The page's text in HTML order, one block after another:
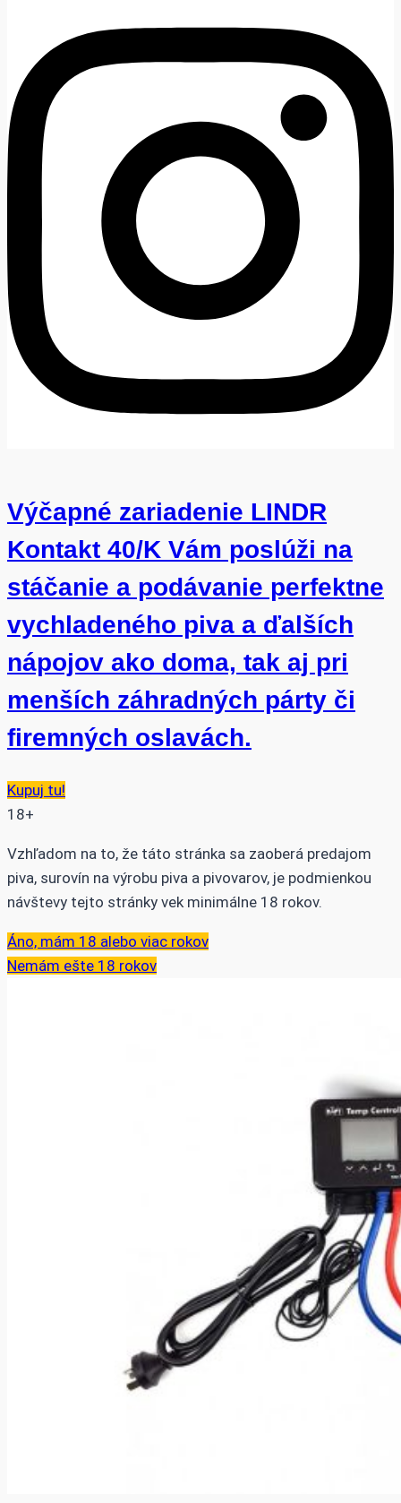
Výčapné zariadenie LINDR
Kontakt 40/K Vám poslúži na
stáčanie a podávanie perfektne
vychladeného piva a ďalších
nápojov ako doma, tak aj pri
menších záhradných párty či
firemných oslavách.
Kupuj tu!
18+
Vzhľadom na to, že táto stránka sa zaoberá predajom
piva, surovín na výrobu piva a pivovarov, je podmienkou
návštevy tejto stránky vek minimálne 18 rokov.
Áno, mám 18 alebo viac rokov
Nemám ešte 18 rokov